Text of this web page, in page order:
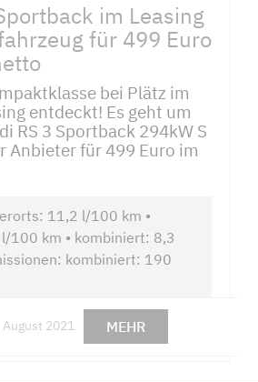
im Leasing
für 499 Euro
bei Plätz im
entdeckt! Es geht um
RS 3 Sportback 294kW S
Anbieter für 499 Euro im
11,2 l/100 km •
100 km • kombiniert: 8,3
kombiniert: 190
August 2021 MEHR